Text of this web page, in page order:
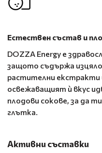
Естествен състав и
DOZZA Energy е
защото съдържа
растителни екстракти
освежаващият ѝ вкус
плодови сокове, за да
глътка.
Активни съставки